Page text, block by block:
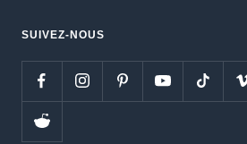
SUIVEZ-NOUS